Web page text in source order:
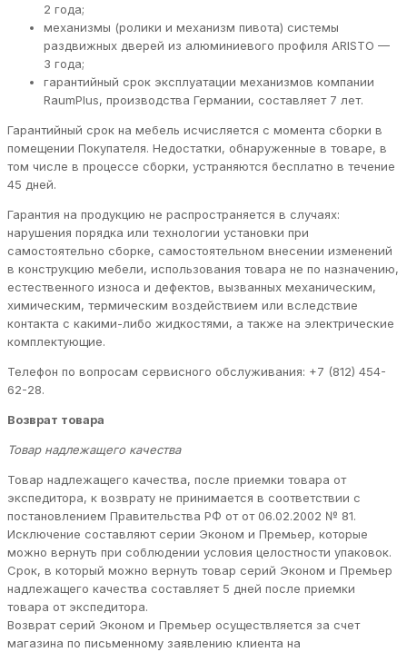
2 года;
механизмы (ролики и механизм пивота) системы
раздвижных дверей из алюминиевого профиля ARISTO —
3 года;
гарантийный срок эксплуатации механизмов компании
RaumPlus, производства Германии, составляет 7 лет.
Гарантийный срок на мебель исчисляется с момента сборки в
помещении Покупателя. Недостатки, обнаруженные в товаре, в
том числе в процессе сборки, устраняются бесплатно в течение
45 дней.
Гарантия на продукцию не распространяется в случаях:
нарушения порядка или технологии установки при
самостоятельно сборке, самостоятельном внесении изменений
в конструкцию мебели, использования товара не по назначению,
естественного износа и дефектов, вызванных механическим,
химическим, термическим воздействием или вследствие
контакта с какими-либо жидкостями, а также на электрические
комплектующие.
Телефон по вопросам сервисного обслуживания: +7 (812) 454-
62-28.
Возврат товара
Товар надлежащего качества
Товар надлежащего качества, после приемки товара от
экспедитора, к возврату не принимается в соответствии с
постановлением Правительства РФ от от 06.02.2002 № 81.
Исключение составляют серии Эконом и Премьер, которые
можно вернуть при соблюдении условия целостности упаковок.
Срок, в который можно вернуть товар серий Эконом и Премьер
надлежащего качества составляет 5 дней после приемки
товара от экспедитора.
Возврат серий Эконом и Премьер осуществляется за счет
магазина по письменному заявлению клиента на